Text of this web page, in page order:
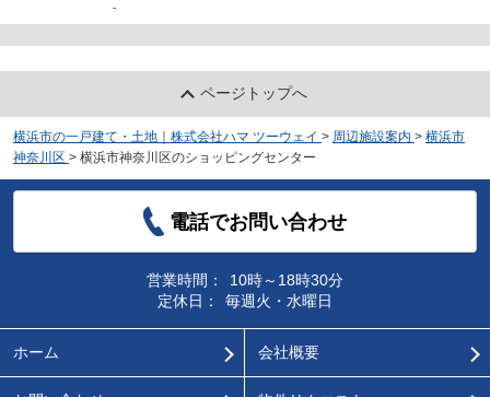
-
ページトップへ
横浜市の一戸建て・土地｜株式会社ハマ ツーウェイ > 周辺施設案内 > 横浜市
神奈川区 > 横浜市神奈川区のショッピングセンター
電話でお問い合わせ
営業時間：
10時～18時30分
定休日：
毎週火・水曜日
ホーム 会社概要